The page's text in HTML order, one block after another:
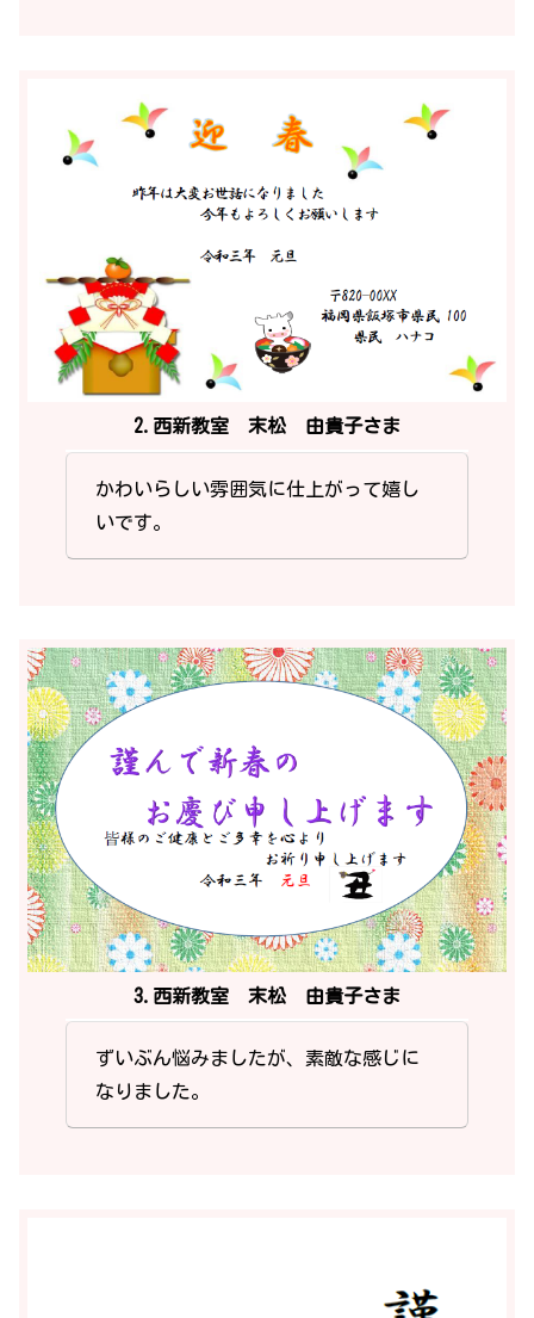
2.西新教室 末松 由貴子さま
かわいらしい雰囲気に仕上がって嬉し
いです。
3.西新教室 末松 由貴子さま
ずいぶん悩みましたが、素敵な感じに
なりました。